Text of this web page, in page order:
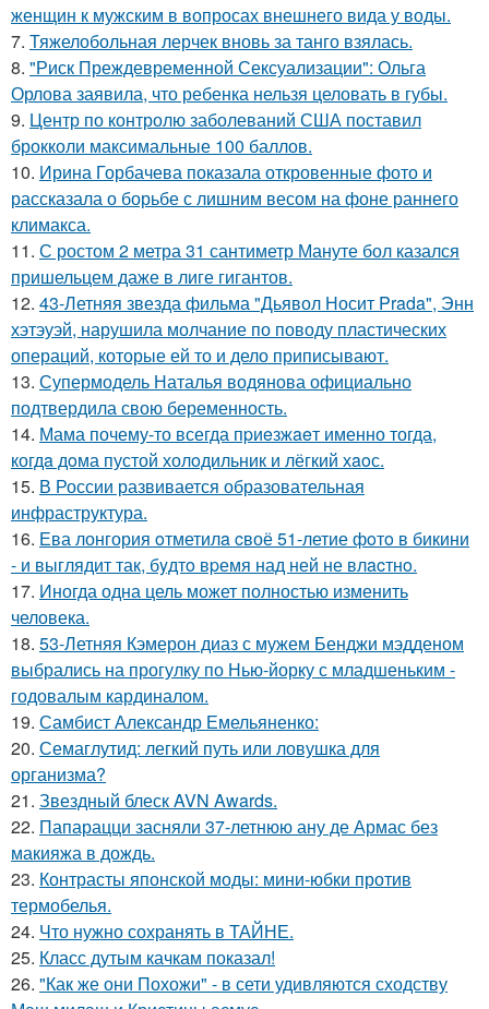
женщин к мужским в вопросах внешнего вида у воды.
7. Тяжелобольная лерчек вновь за танго взялась.
8. "Риск Преждевременной Сексуализации": Ольга
Орлова заявила, что ребенка нельзя целовать в губы.
9. Центр по контролю заболеваний США поставил
брокколи максимальные 100 баллов.
10. Ирина Горбачева показала откровенные фото и
рассказала о борьбе с лишним весом на фоне раннего
климакса.
11. С ростом 2 метра 31 сантиметр Мануте бол казался
пришельцем даже в лиге гигантов.
12. 43-Летняя звезда фильма "Дьявол Носит Prada", Энн
хэтэуэй, нарушила молчание по поводу пластических
операций, которые ей то и дело приписывают.
13. Супермодель Наталья водянова официально
подтвердила свою беременность.
14. Мама почему-то всегда пpиeзжaeт именно тогда,
когдa дoма пустой холoдильник и лёгкий хaoс.
15. В России развивается образовательная
инфраструктура.
16. Ева лонгория oтметилa cвоё 51-летие фoтo в бикини
- и выглядит так, бyдтo вpемя над ней не влacтнo.
17. Иногда одна цель может полностью изменить
человека.
18. 53-Летняя Кэмерон диаз с мужем Бенджи мэдденом
выбрались на прогулку по Нью-йорку с младшеньким -
годовалым кардиналом.
19. Самбист Александр Емельяненко:
20. Семаглутид: легкий путь или ловушка для
организма?
21. Звездный блеск AVN Awards.
22. Папарацци засняли 37-летнюю ану де Армас без
макияжа в дождь.
23. Контрасты японской моды: мини-юбки против
термобелья.
24. Что нужно сохранять в ТАЙНЕ.
25. Класс дутым качкам показал!
26. "Как же они Похожи" - в сети удивляются сходству